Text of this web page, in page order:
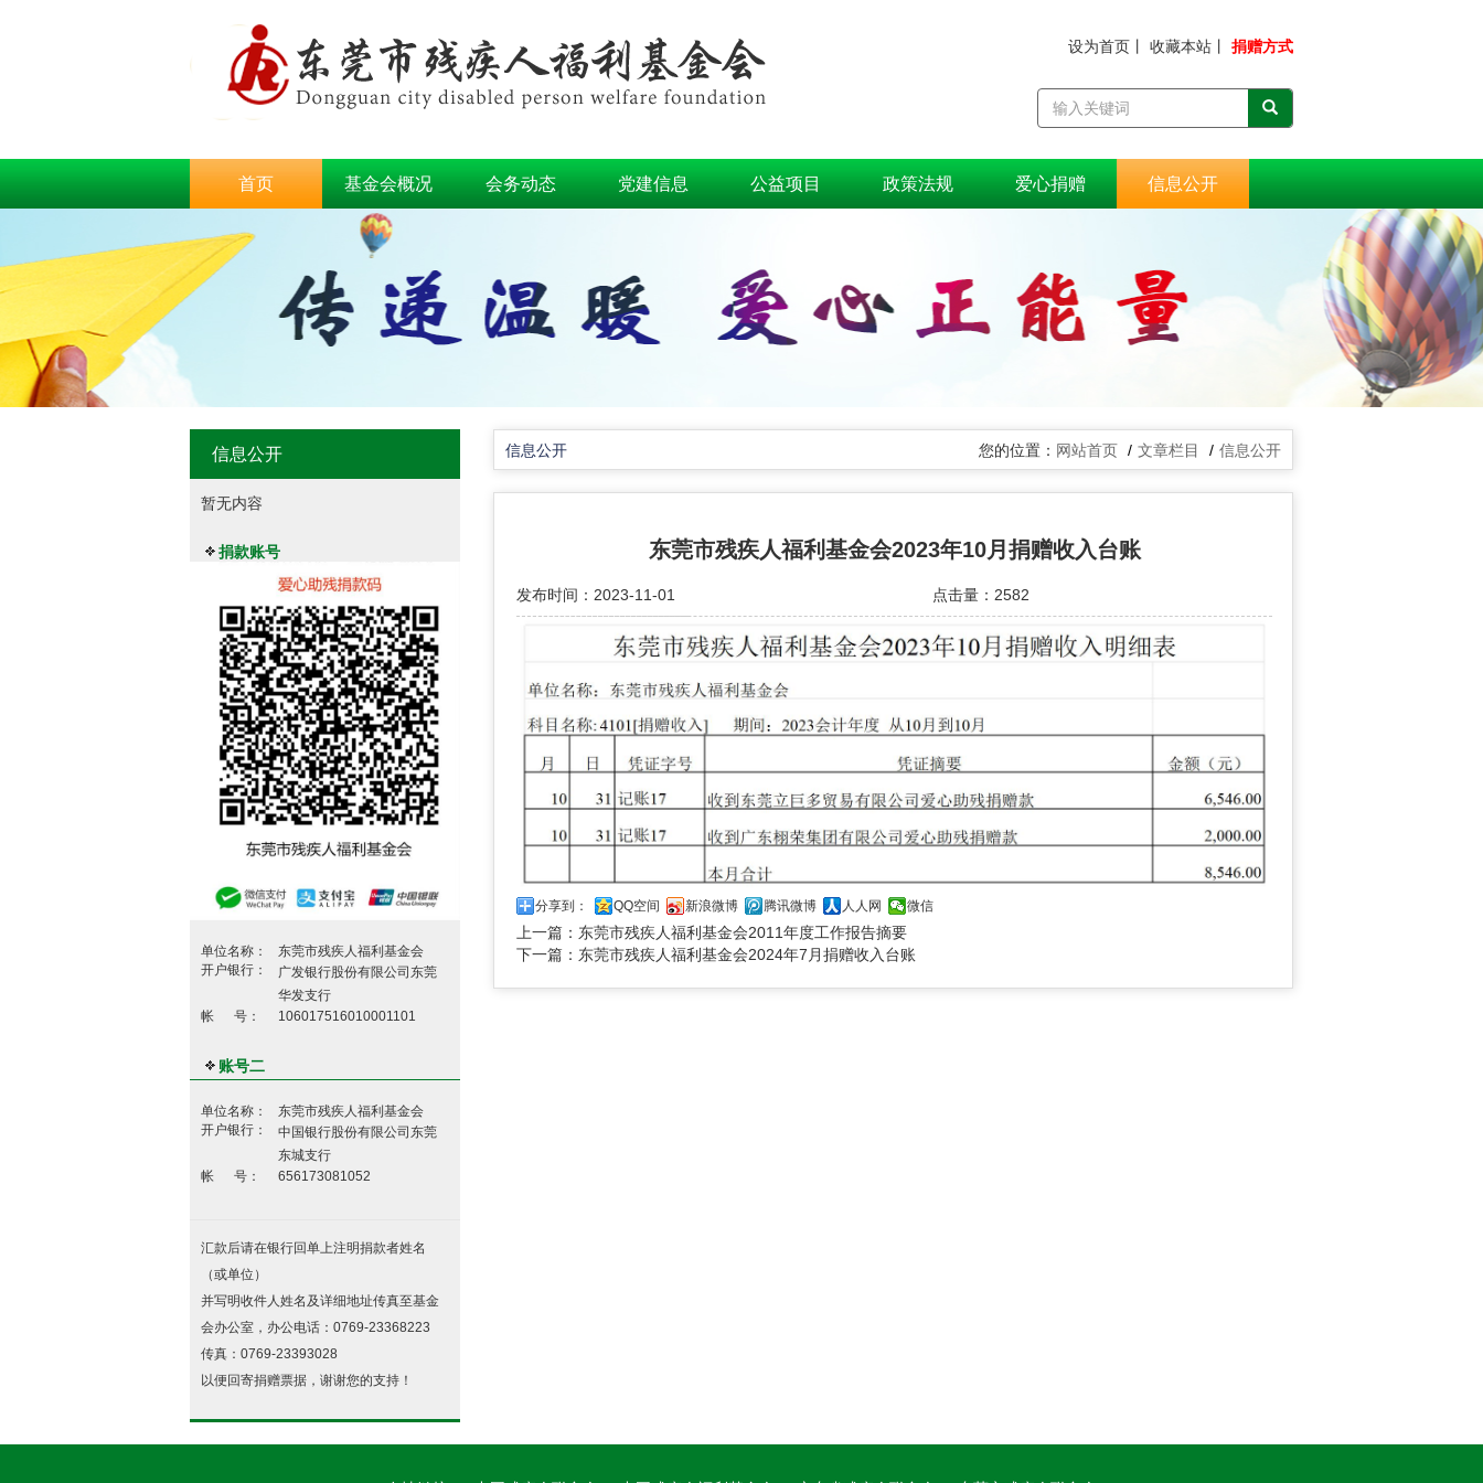
设为首页 收藏本站 捐赠方式
首页 基金会概况 会务动态 党建信息 公益项目 政策法规 爱心捐赠 信息公开
信息公开
暂无内容
捐款账号
单位名称：
东莞市残疾人福利基金会
开户银行：
广发银行股份有限公司东莞
华发支行
帐 号：
106017516010001101
账号二
单位名称：
东莞市残疾人福利基金会
开户银行：
中国银行股份有限公司东莞
东城支行
帐 号：
656173081052
汇款后请在银行回单上注明捐款者姓名
（或单位）
并写明收件人姓名及详细地址传真至基金
会办公室，办公电话：0769-23368223
传真：0769-23393028
以便回寄捐赠票据，谢谢您的支持！
信息公开 网站首页 文章栏目 信息公开
东莞市残疾人福利基金会2023年10月捐赠收入台账
发布时间：2023-11-01 点击量：2582
分享到： QQ空间 新浪微博 腾讯微博 人人网 微信
上一篇： 东莞市残疾人福利基金会2011年度工作报告摘要
下一篇： 东莞市残疾人福利基金会2024年7月捐赠收入台账